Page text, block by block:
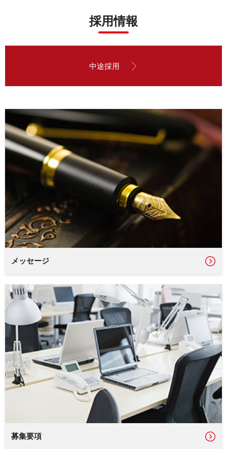
採用情報
中途採用
メッセージ
募集要項